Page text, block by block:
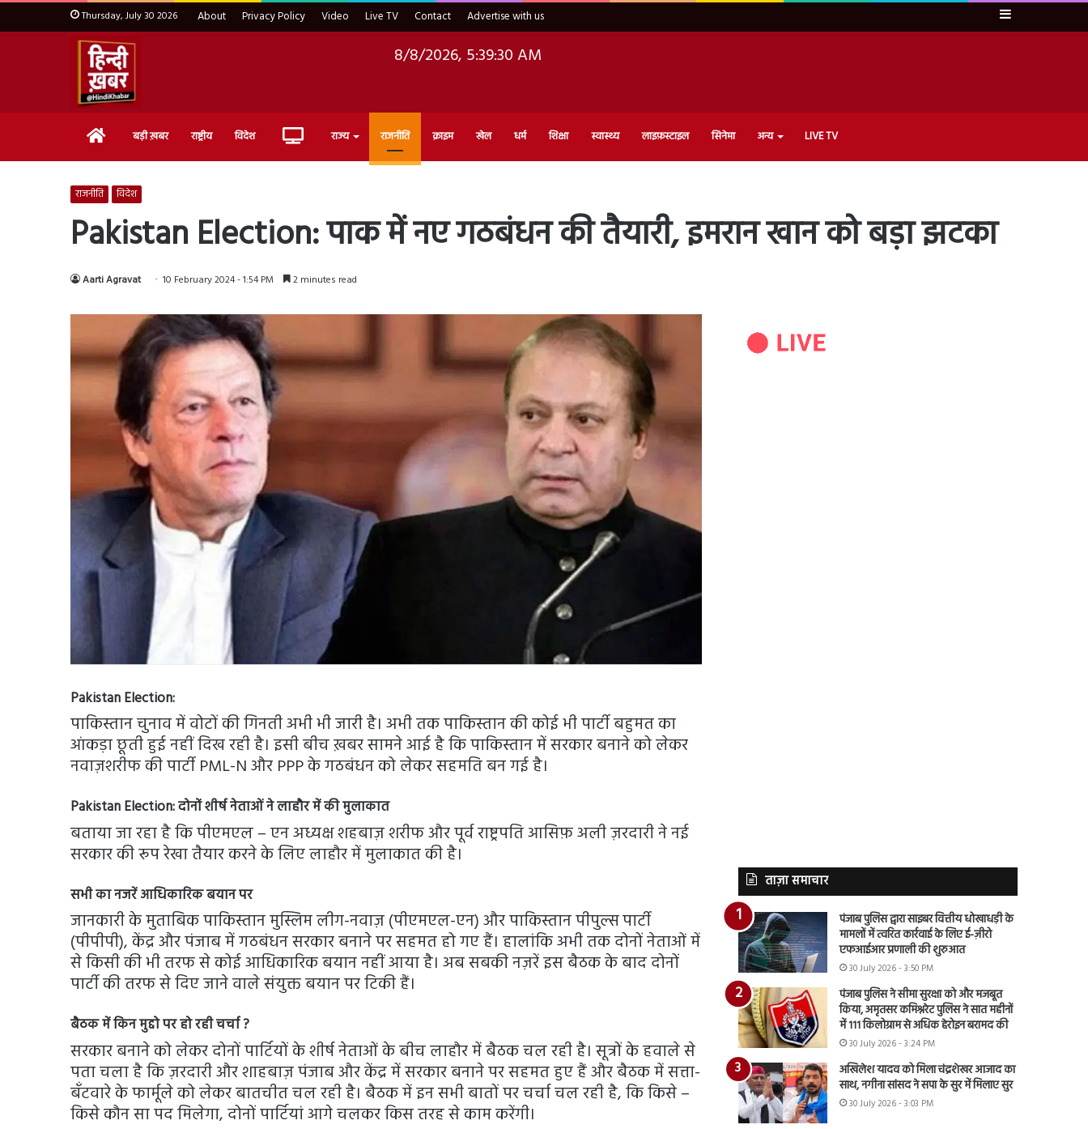
Thursday, July 30 2026 About Privacy Policy Video Live TV Contact Advertise with us Sidebar
8/8/2026, 5:39:31 AM
Home बड़ी ख़बर राष्ट्रीय विदेश Live राज्य राजनीति क्राइम खेल धर्म शिक्षा स्वास्थ्य लाइफ़स्टाइल सिनेमा अन्य LIVE TV
राजनीति विदेश
Pakistan Election: पाक में नए गठबंधन की तैयारी, इमरान खान को बड़ा झटका
Aarti Agravat 10 February 2024 - 1:54 PM 2 minutes read
Pakistan Election:
पाकिस्तान चुनाव में वोटों की गिनती अभी भी जारी है। अभी तक पाकिस्तान की कोई भी पार्टी बहुमत का
आंकड़ा छूती हुई नहीं दिख रही है। इसी बीच ख़बर सामने आई है कि पाकिस्तान में सरकार बनाने को लेकर
नवाज़शरीफ की पार्टी PML-N और PPP के गठबंधन को लेकर सहमति बन गई है।
Pakistan Election:दोनों शीर्ष नेताओं ने लाहौर में की मुलाकात
बताया जा रहा है कि पीएमएल – एन अध्यक्ष शहबाज़ शरीफ और पूर्व राष्ट्रपति आसिफ़ अली ज़रदारी ने नई
सरकार की रूप रेखा तैयार करने के लिए लाहौर में मुलाकात की है।
सभी का नजरें आधिकारिक बयान पर
जानकारी के मुताबिक पाकिस्तान मुस्लिम लीग-नवाज़ (पीएमएल-एन) और पाकिस्तान पीपुल्स पार्टी
(पीपीपी), केंद्र और पंजाब में गठबंधन सरकार बनाने पर सहमत हो गए हैं। हालांकि अभी तक दोनों नेताओं में
से किसी की भी तरफ से कोई आधिकारिक बयान नहीं आया है। अब सबकी नज़रें इस बैठक के बाद दोनों
पार्टी की तरफ से दिए जाने वाले संयुक्त बयान पर टिकी हैं।
बैठक में किन मुद्दो पर हो रही चर्चा?
सरकार बनाने को लेकर दोनों पार्टियों के शीर्ष नेताओं के बीच लाहौर में बैठक चल रही है। सूत्रों के हवाले से
पता चला है कि ज़रदारी और शाहबाज़ पंजाब और केंद्र में सरकार बनाने पर सहमत हुए हैं और बैठक में सत्ता-
बँटवारे के फार्मूले को लेकर बातचीत चल रही है। बैठक में इन सभी बातों पर चर्चा चल रही है, कि किसे –
किसे कौन सा पद मिलेगा, दोनों पार्टियां आगे चलकर किस तरह से काम करेंगी।
ताज़ा समाचार
पंजाब पुलिस द्वारा साइबर वित्तीय धोखाधड़ी के
मामलों में त्वरित कार्रवाई के लिए ई-ज़ीरो
एफआईआर प्रणाली की शुरुआत
30 July 2026 - 3:50 PM
पंजाब पुलिस ने सीमा सुरक्षा को और मजबूत
किया, अमृतसर कमिश्नरेट पुलिस ने सात महीनों
में 111 किलोग्राम से अधिक हेरोइन बरामद की
30 July 2026 - 3:24 PM
अखिलेश यादव को मिला चंद्रशेखर आजाद का
साथ, नगीना सांसद ने सपा के सुर में मिलाए सुर
30 July 2026 - 3:03 PM